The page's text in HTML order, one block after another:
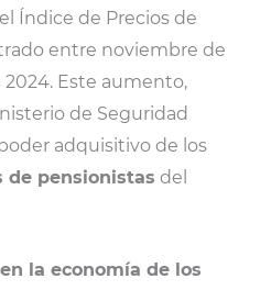
s
t
Índice de Precios de
entre noviembre de
Este aumento,
de Seguridad
adquisitivo de los
de pensionistas del
la economía de los